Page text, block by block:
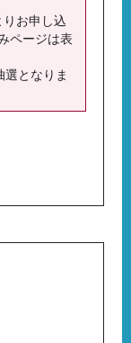
お申し込
ページは表
となりま